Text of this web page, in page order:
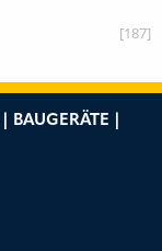
[187]
BAUGERÄTE |